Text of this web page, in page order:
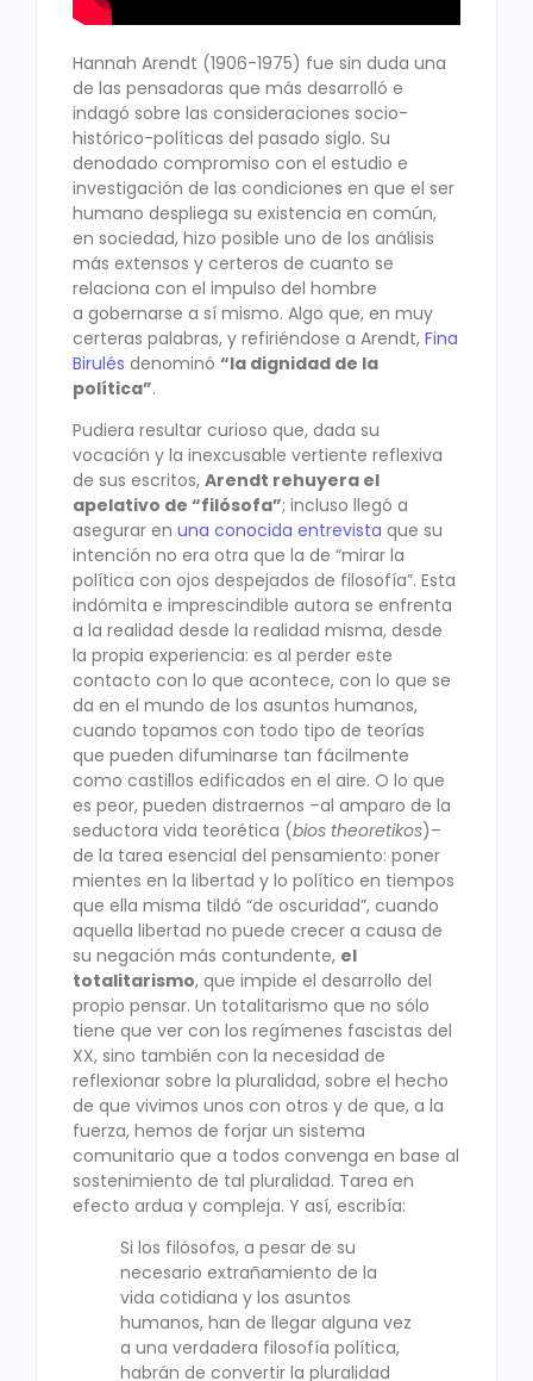
Hannah Arendt (1906-1975) fue sin duda una
de las pensadoras que más desarrolló e
indagó sobre las consideraciones socio-
histórico-políticas del pasado siglo. Su
denodado compromiso con el estudio e
investigación de las condiciones en que el ser
humano despliega su existencia en común,
en sociedad, hizo posible uno de los análisis
más extensos y certeros de cuanto se
relaciona con el impulso del hombre
a gobernarse a sí mismo. Algo que, en muy
certeras palabras, y refiriéndose a Arendt, Fina
Birulés denominó “la dignidad de la
política”.
Pudiera resultar curioso que, dada su
vocación y la inexcusable vertiente reflexiva
de sus escritos, Arendt rehuyera el
apelativo de “filósofa”; incluso llegó a
asegurar en una conocida entrevista que su
intención no era otra que la de “mirar la
política con ojos despejados de filosofía”. Esta
indómita e imprescindible autora se enfrenta
a la realidad desde la realidad misma, desde
la propia experiencia: es al perder este
contacto con lo que acontece, con lo que se
da en el mundo de los asuntos humanos,
cuando topamos con todo tipo de teorías
que pueden difuminarse tan fácilmente
como castillos edificados en el aire. O lo que
es peor, pueden distraernos –al amparo de la
seductora vida teorética (bios theoretikos)–
de la tarea esencial del pensamiento: poner
mientes en la libertad y lo político en tiempos
que ella misma tildó “de oscuridad”, cuando
aquella libertad no puede crecer a causa de
su negación más contundente, el
totalitarismo, que impide el desarrollo del
propio pensar. Un totalitarismo que no sólo
tiene que ver con los regímenes fascistas del
XX, sino también con la necesidad de
reflexionar sobre la pluralidad, sobre el hecho
de que vivimos unos con otros y de que, a la
fuerza, hemos de forjar un sistema
comunitario que a todos convenga en base al
sostenimiento de tal pluralidad. Tarea en
efecto ardua y compleja. Y así, escribía:
Si los filósofos, a pesar de su
necesario extrañamiento de la
vida cotidiana y los asuntos
humanos, han de llegar alguna vez
a una verdadera filosofía política,
habrán de convertir la pluralidad